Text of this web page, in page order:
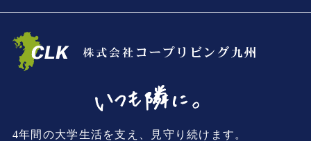
4年間の大学生活を支え、見守り続けます。